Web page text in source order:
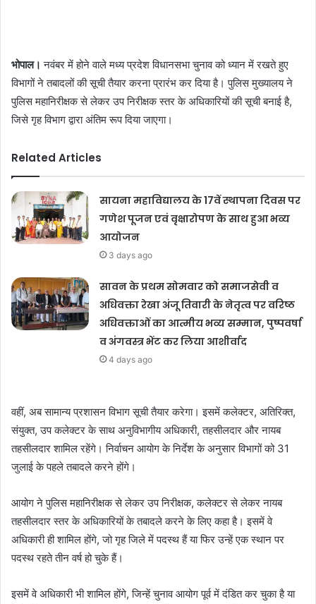
भोपाल। नवंबर में होने वाले मध्‍य प्रदेश विधानसभा चुनाव को ध्यान में रखते हुए
विभागों ने तबादलों की सूची तैयार करना प्रारंभ कर दिया है। पुलिस मुख्यालय ने
पुलिस महानिरीक्षक से लेकर उप निरीक्षक स्तर के अधिकारियों की सूची बनाई है,
जिसे गृह विभाग द्वारा अंतिम रूप दिया जाएगा।
Related Articles
सायना महाविद्यालय के 17वें स्थापना दिवस पर
गणेश पूजन एवं वृक्षारोपण के साथ हुआ भव्य
आयोजन
3 days ago
सावन के प्रथम सोमवार को समाजसेवी व
अधिवक्ता रेखा अंजू तिवारी के नेतृत्व पर वरिष्ठ
अधिवक्ताओं का आत्मीय भव्य सम्मान, पुष्पवर्षा
व अंगवस्त्र भेंट कर लिया आशीर्वाद
4 days ago
वहीं, अब सामान्य प्रशासन विभाग सूची तैयार करेगा। इसमें कलेक्टर, अतिरिक्त,
संयुक्त, उप कलेक्टर के साथ अनुविभागीय अधिकारी, तहसीलदार और नायब
तहसीलदार शामिल रहेंगे। निर्वाचन आयोग के निर्देश के अनुसार विभागों को 31
जुलाई के पहले तबादले करने होंगे।
आयोग ने पुलिस महानिरीक्षक से लेकर उप निरीक्षक, कलेक्टर से लेकर नायब
तहसीलदार स्तर के अधिकारियों के तबादले करने के लिए कहा है। इसमें वे
अधिकारी ही शामिल होंगे, जो गृह जिले में पदस्थ हैं या फिर उन्हें एक स्थान पर
पदस्थ रहते तीन वर्ष हो चुके हैं।
इसमें वे अधिकारी भी शामिल होंगे, जिन्हें चुनाव आयोग पूर्व में दंडित कर चुका है या